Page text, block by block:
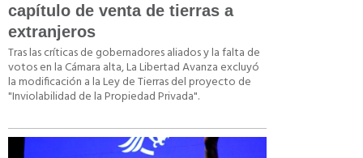
capítulo de venta de tierras a
extranjeros
Tras las críticas de gobernadores aliados y la falta de
votos en la Cámara alta, La Libertad Avanza excluyó
la modificación a la Ley de Tierras del proyecto de
"Inviolabilidad de la Propiedad Privada".